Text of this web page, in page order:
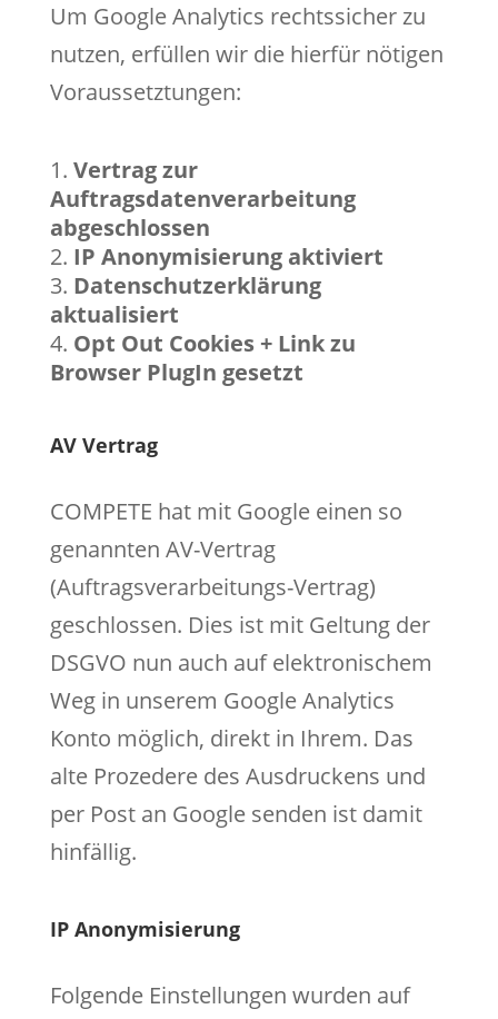
Um Google Analytics rechtssicher zu
nutzen, erfüllen wir die hierfür nötigen
Voraussetztungen:
Vertrag zur
Auftragsdatenverarbeitung
abgeschlossen
IP Anonymisierung aktiviert
Datenschutzerklärung
aktualisiert
Opt Out Cookies + Link zu
Browser PlugIn gesetzt
AV Vertrag
COMPETE hat mit Google einen so
genannten AV-Vertrag
(Auftragsverarbeitungs-Vertrag)
geschlossen. Dies ist mit Geltung der
DSGVO nun auch auf elektronischem
Weg in unserem Google Analytics
Konto möglich, direkt in Ihrem. Das
alte Prozedere des Ausdruckens und
per Post an Google senden ist damit
hinfällig.
IP Anonymisierung
Folgende Einstellungen wurden auf